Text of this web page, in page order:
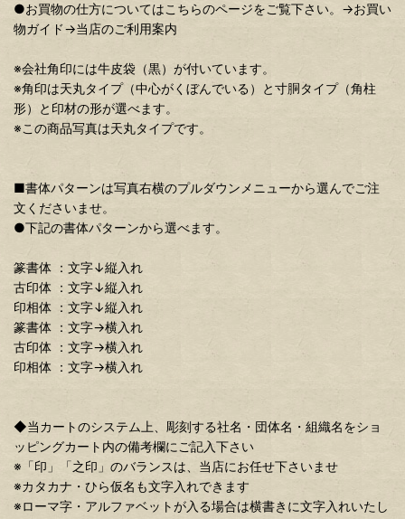
●お買物の仕方についてはこちらのページをご覧下さい。→お買い
物ガイド→当店のご利用案内
※会社角印には牛皮袋（黒）が付いています。
※角印は天丸タイプ（中心がくぼんでいる）と寸胴タイプ（角柱
形）と印材の形が選べます。
※この商品写真は天丸タイプです。
■書体パターンは写真右横のプルダウンメニューから選んでご注
文くださいませ。
●下記の書体パターンから選べます。
篆書体 ：文字↓縦入れ
古印体 ：文字↓縦入れ
印相体 ：文字↓縦入れ
篆書体 ：文字→横入れ
古印体 ：文字→横入れ
印相体 ：文字→横入れ
◆当カートのシステム上、彫刻する社名・団体名・組織名をショ
ッピングカート内の備考欄にご記入下さい
※「印」「之印」のバランスは、当店にお任せ下さいませ
※カタカナ・ひら仮名も文字入れできます
※ローマ字・アルファベットが入る場合は横書きに文字入れいたし